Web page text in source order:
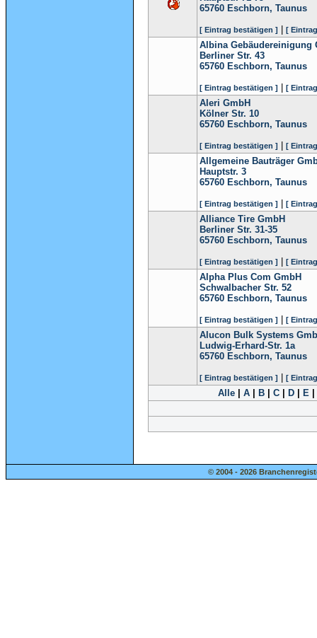
65760 Eschborn, Taunus
[ Eintrag bestätigen ] [
Albina Gebäudereinigung
Berliner Str. 43
65760 Eschborn, Taunus
[ Eintrag bestätigen ] [
Aleri GmbH
Kölner Str. 10
65760 Eschborn, Taunus
[ Eintrag bestätigen ] [
Allgemeine Bauträger
Hauptstr. 3
65760 Eschborn, Taunus
[ Eintrag bestätigen ] [
Alliance Tire GmbH
Berliner Str. 31-35
65760 Eschborn, Taunus
[ Eintrag bestätigen ] [
Alpha Plus Com GmbH
Schwalbacher Str. 52
65760 Eschborn, Taunus
[ Eintrag bestätigen ] [
Alucon Bulk Systems
Ludwig-Erhard-Str. 1a
65760 Eschborn, Taunus
[ Eintrag bestätigen ] [
Alle| A| B| C| D| E|
© 2004 - 2026